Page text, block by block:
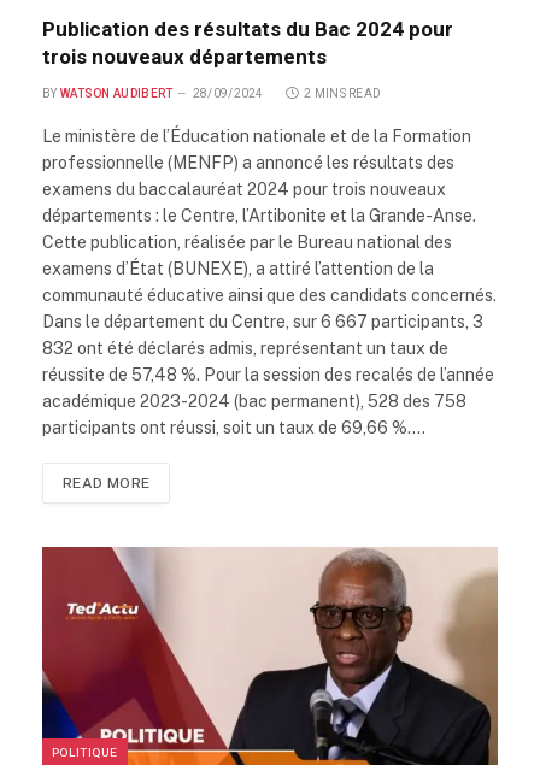
Publication des résultats du Bac 2024 pour
trois nouveaux départements
BY WATSON AUDIBERT 28/09/2024 2 MINS READ
Le ministère de l’Éducation nationale et de la Formation
professionnelle (MENFP) a annoncé les résultats des
examens du baccalauréat 2024 pour trois nouveaux
départements : le Centre, l’Artibonite et la Grande-Anse.
Cette publication, réalisée par le Bureau national des
examens d’État (BUNEXE), a attiré l’attention de la
communauté éducative ainsi que des candidats concernés.
Dans le département du Centre, sur 6 667 participants, 3
832 ont été déclarés admis, représentant un taux de
réussite de 57,48 %. Pour la session des recalés de l’année
académique 2023-2024 (bac permanent), 528 des 758
participants ont réussi, soit un taux de 69,66 %.…
READ MORE
POLITIQUE